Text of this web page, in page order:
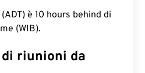
è 10 hours behind di
(WIB).
riunioni da